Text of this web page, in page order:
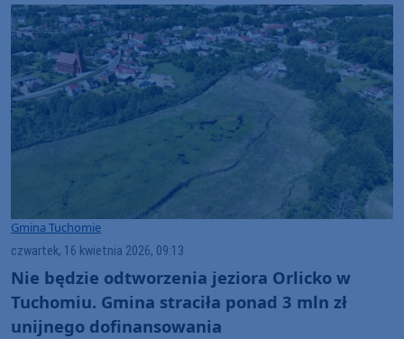
Gmina Tuchomie
czwartek, 16 kwietnia 2026, 09:13
Nie będzie odtworzenia jeziora Orlicko w
Tuchomiu. Gmina straciła ponad 3 mln zł
unijnego dofinansowania